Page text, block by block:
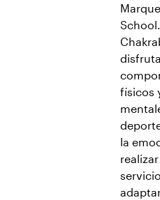
School.
físicos
la